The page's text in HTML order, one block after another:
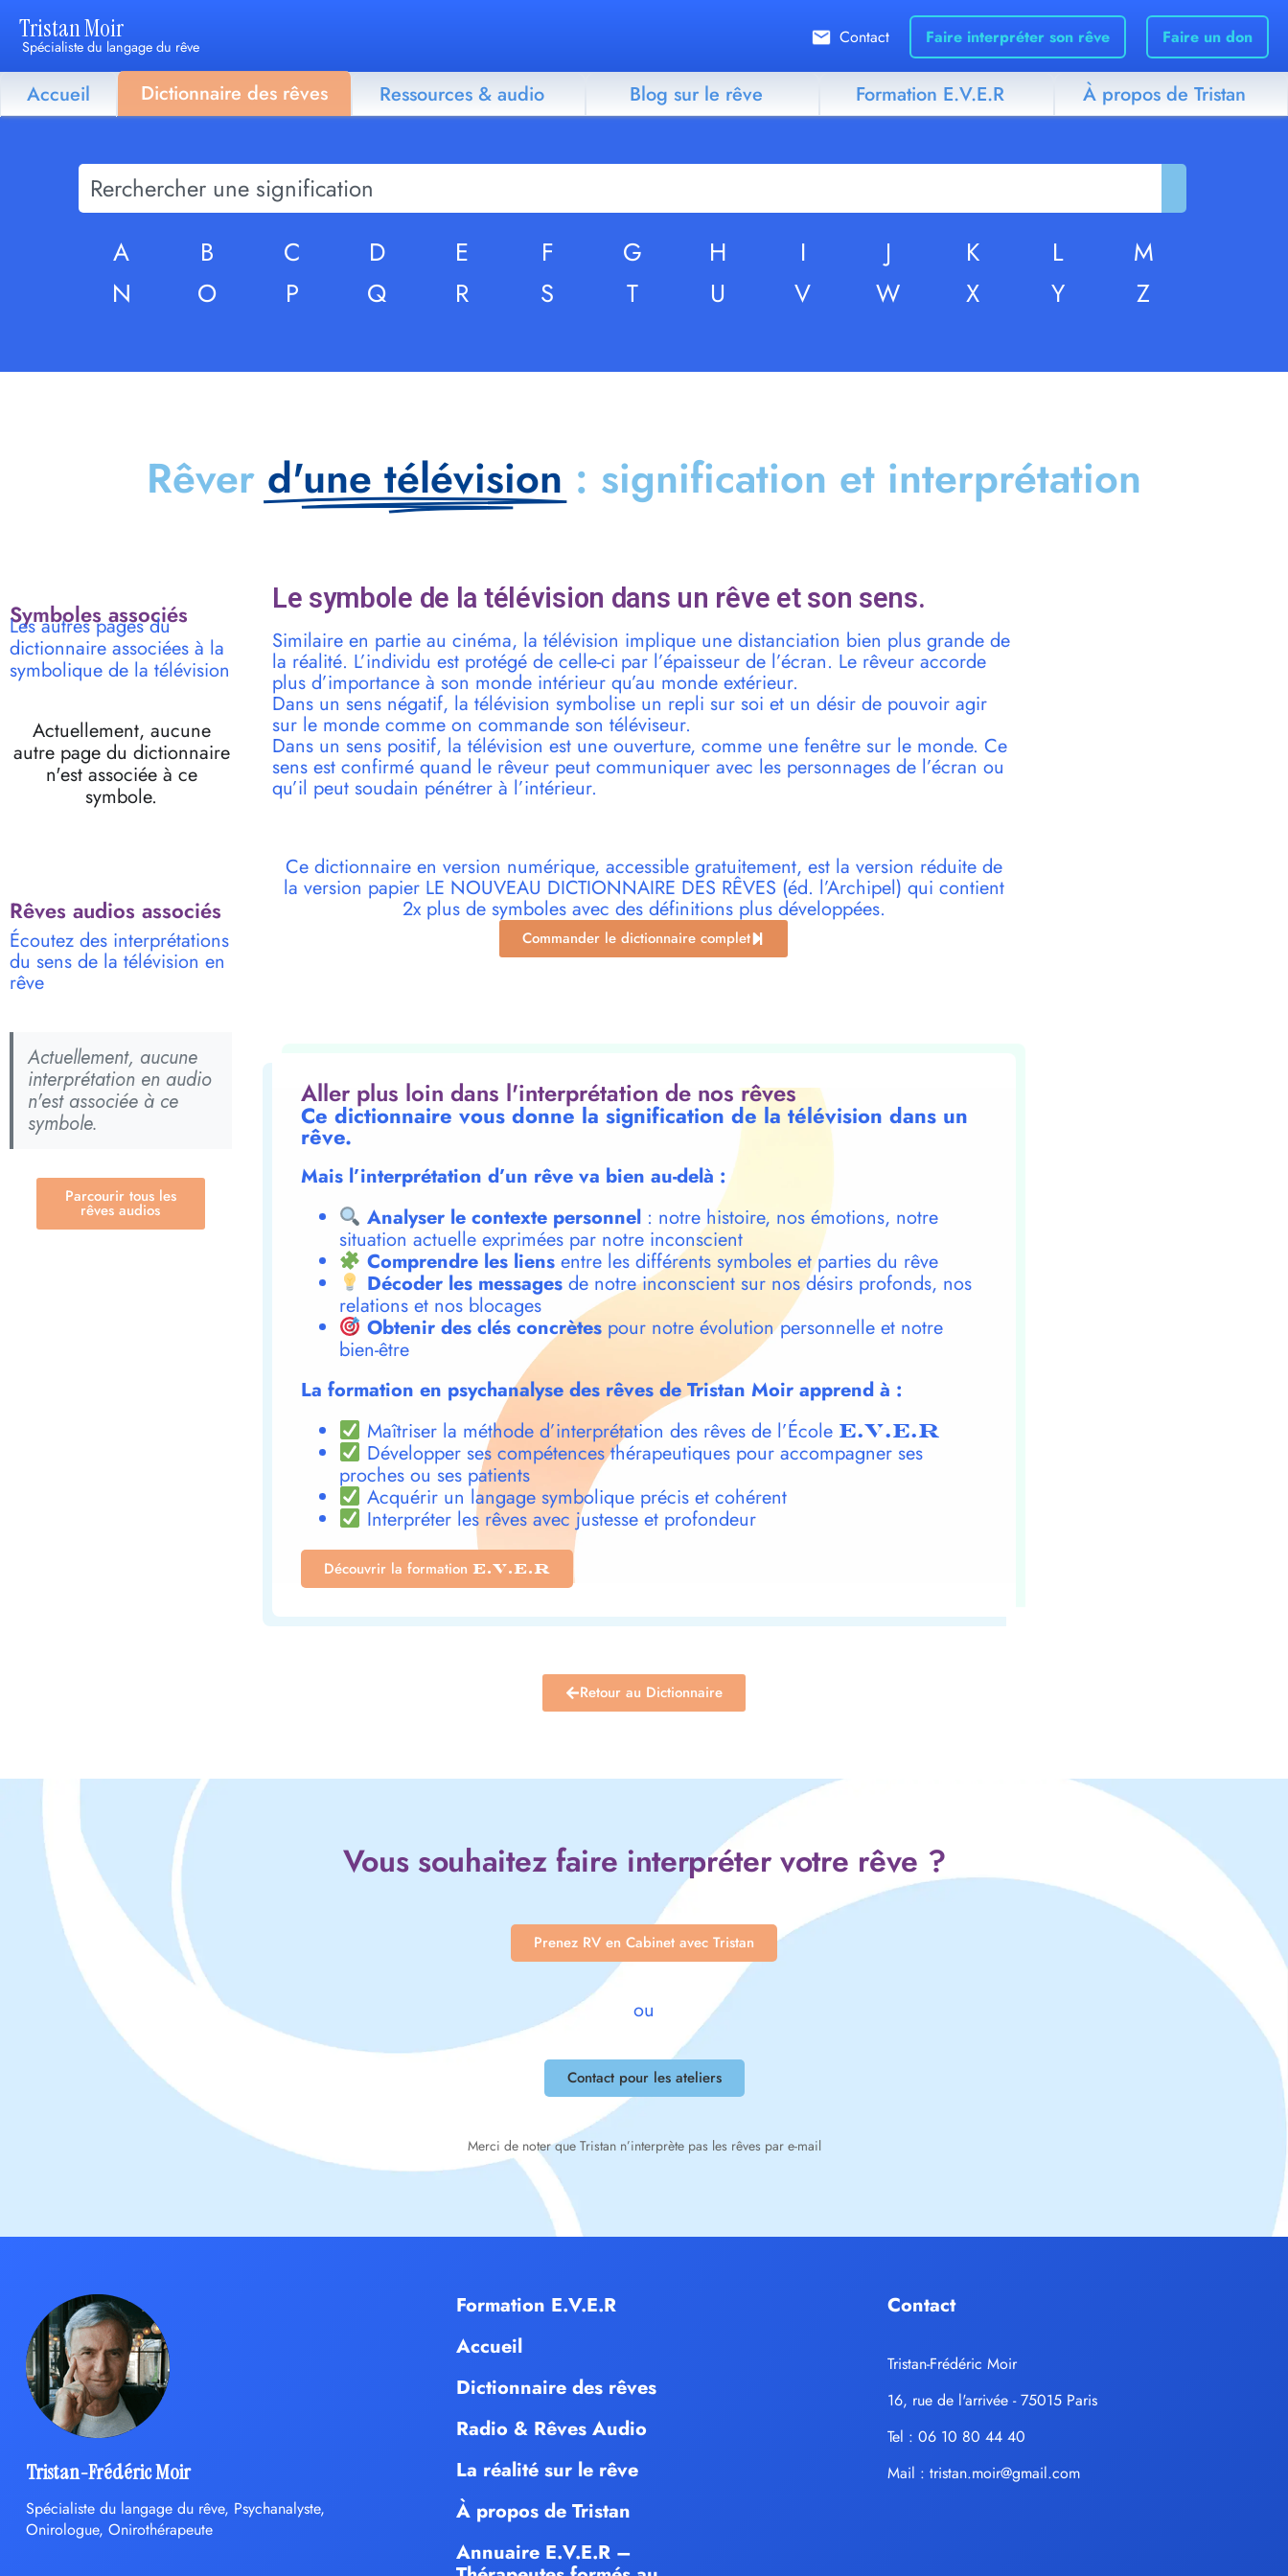
Tristan Moir
Spécialiste du langage du rêve Contact Faire interpréter son rêve Faire un don
Accueil Dictionnaire des rêves Ressources & audio Blog sur le rêve Formation E.V.E.R À propos de Tristan
A B C D E F G H I J K L
M
N
O P Q R S T U V W X Y Z
Rêver d'une télévision : signification et interprétation
Symboles associés
Les autres pages du
dictionnaire associées à la
symbolique de la télévision
Actuellement, aucune
autre page du dictionnaire
n'est associée à ce
symbole.
Rêves audios associés
Écoutez des interprétations
du sens de la télévision en
rêve
Actuellement, aucune
interprétation en audio
n'est associée à ce
symbole.
Parcourir tous les
rêves audios
Le symbole de la télévision dans un rêve et son sens.
Similaire en partie au cinéma, la télévision implique une distanciation bien plus grande de
la réalité. L’individu est protégé de celle-ci par l’épaisseur de l’écran. Le rêveur accorde
plus d’importance à son monde intérieur qu’au monde extérieur.
Dans un sens négatif, la télévision symbolise un repli sur soi et un désir de pouvoir agir
sur le monde comme on commande son téléviseur.
Dans un sens positif, la télévision est une ouverture, comme une fenêtre sur le monde. Ce
sens est confirmé quand le rêveur peut communiquer avec les personnages de l’écran ou
qu’il peut soudain pénétrer à l’intérieur.
Ce dictionnaire en version numérique, accessible gratuitement, est la version réduite de
la version papier LE NOUVEAU DICTIONNAIRE DES RÊVES (éd. l’Archipel) qui contient
2x plus de symboles avec des définitions plus développées.
Commander le dictionnaire complet
Aller plus loin dans l'interprétation de nos rêves
Ce dictionnaire vous donne la signification de la télévision dans un
rêve.
Mais l’interprétation d’un rêve va bien au-delà :
Analyser le contexte personnel: notre histoire, nos émotions, notre
situation actuelle exprimées par notre inconscient
Comprendre les liensentre les différents symboles et parties du rêve
Décoder les messagesde notre inconscient sur nos désirs profonds, nos
relations et nos blocages
Obtenir des clés concrètespour notre évolution personnelle et notre
bien-être
La formation en psychanalyse des rêves de Tristan Moir apprend à :
Maîtriser la méthode d’interprétation des rêves de l’École E.V.E.R
Développer ses compétences thérapeutiques pour accompagner ses
proches ou ses patients
Acquérir un langage symbolique précis et cohérent
Interpréter les rêves avec justesse et profondeur
Découvrir la formation E.V.E.R
Retour au Dictionnaire
Vous souhaitez faire interpréter votre rêve ?
Prenez RV en Cabinet avec Tristan
ou
Contact pour les ateliers
Merci de noter que Tristan n’interprète pas les rêves par e-mail
Tristan-Frédéric Moir
Spécialiste du langage du rêve, Psychanalyste,
Onirologue, Onirothérapeute
Formation E.V.E.R
Accueil
Dictionnaire des rêves
Radio & Rêves Audio
La réalité sur le rêve
À propos de Tristan
Annuaire E.V.E.R –
Contact
Tristan-Frédéric Moir
16, rue de l'arrivée - 75015 Paris
Tel : 06 10 80 44 40
Mail :tristan.moir@gmail.com